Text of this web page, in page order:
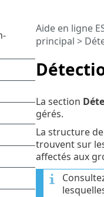
Aide en ligne
principal >
La section
gérés.
La structure
trouvent sur
affectés aux